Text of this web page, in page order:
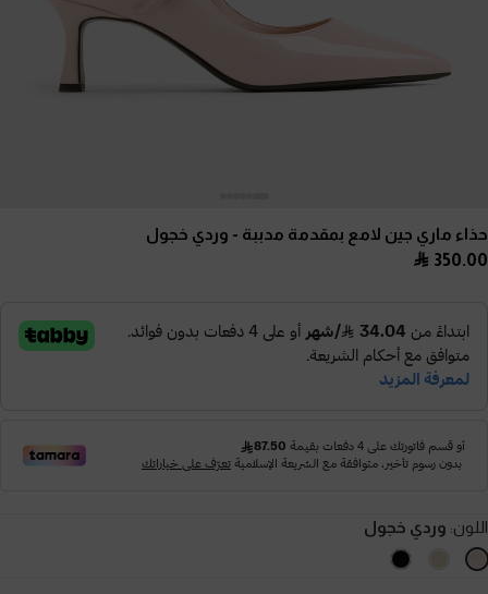
حذاء ماري جين لامع بمقدمة مدببة - وردي خجول
350.00
اللون: وردي خجول